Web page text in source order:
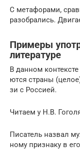
С метафорами,
разобрались.
Примеры
литературе
В дан­ном
ют­ся стра­ны
зи с Россией.
Читаем у Н.В.
Писатель назвал
но­му при­зна­ку в